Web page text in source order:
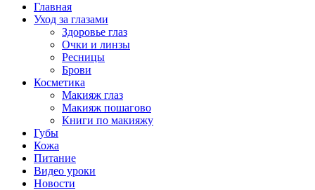
Главная
Уход за глазами
Здоровье глаз
Очки и линзы
Ресницы
Брови
Косметика
Макияж глаз
Макияж пошагово
Книги по макияжу
Губы
Кожа
Питание
Видео уроки
Новости